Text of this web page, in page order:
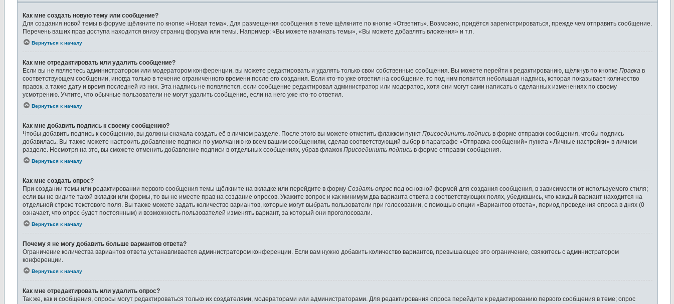
Как мне создать новую тему или сообщение?
Для создания новой темы в форуме щёлкните по кнопке «Новая тема». Для размещения сообщения в теме щёлкните по кнопке «Ответить». Возможно, придётся зарегистрироваться, прежде чем отправить сообщение.
Перечень ваших прав доступа находится внизу страниц форума или темы. Например: «Вы можете начинать темы», «Вы можете добавлять вложения» и т.п.
Вернуться к началу
Как мне отредактировать или удалить сообщение?
Если вы не являетесь администратором или модератором конференции, вы можете редактировать и удалять только свои собственные сообщения. Вы можете перейти к редактированию, щёлкнув по кнопке Правка в
соответствующем сообщении, иногда только в течение ограниченного времени после его создания. Если кто-то уже ответил на сообщение, то под ним появится небольшая надпись, которая показывает количество
правок, а также дату и время последней из них. Эта надпись не появляется, если сообщение редактировал администратор или модератор, хотя они могут сами написать о сделанных изменениях по своему
усмотрению. Учтите, что обычные пользователи не могут удалить сообщение, если на него уже кто-то ответил.
Вернуться к началу
Как мне добавить подпись к своему сообщению?
Чтобы добавить подпись к сообщению, вы должны сначала создать её в личном разделе. После этого вы можете отметить флажком пункт Присоединить подпись в форме отправки сообщения, чтобы подпись
добавилась. Вы также можете настроить добавление подписи по умолчанию ко всем вашим сообщениям, сделав соответствующий выбор в параграфе «Отправка сообщений» пункта «Личные настройки» в личном
разделе. Несмотря на это, вы сможете отменить добавление подписи в отдельных сообщениях, убрав флажок Присоединить подпись в форме отправки сообщения.
Вернуться к началу
Как мне создать опрос?
При создании темы или редактировании первого сообщения темы щёлкните на вкладке или перейдите в форму Создать опрос под основной формой для создания сообщения, в зависимости от используемого стиля;
если вы не видите такой вкладки или формы, то вы не имеете прав на создание опросов. Укажите вопрос и как минимум два варианта ответа в соответствующих полях, убедившись, что каждый вариант находится на
отдельной строке текстового поля. Вы также можете задать количество вариантов, которые могут выбрать пользователи при голосовании, с помощью опции «Вариантов ответа», период проведения опроса в днях (0
означает, что опрос будет постоянным) и возможность пользователей изменять вариант, за который они проголосовали.
Вернуться к началу
Почему я не могу добавить больше вариантов ответа?
Ограничение количества вариантов ответа устанавливается администратором конференции. Если вам нужно добавить количество вариантов, превышающее это ограничение, свяжитесь с администратором
конференции.
Вернуться к началу
Как мне отредактировать или удалить опрос?
Так же, как и сообщения, опросы могут редактироваться только их создателями, модераторами или администраторами. Для редактирования опроса перейдите к редактированию первого сообщения в теме; опрос